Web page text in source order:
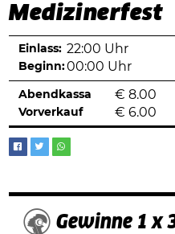
Medizinerfest
Einlass: 22:00 Uhr
Beginn:00:00 Uhr
Abendkassa € 8.00
Vorverkauf € 6.00
Gewinne 1 x